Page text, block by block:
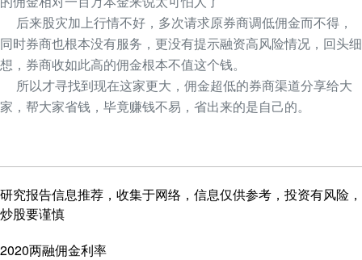
后来股灾加上行情不好，多次请求原券商调低佣金而不得，
同时券商也根本没有服务，更没有提示融资高风险情况，回头细
想，券商收如此高的佣金根本不值这个钱。
所以才寻找到现在这家更大，佣金超低的券商渠道分享给大
家，帮大家省钱，毕竟赚钱不易，省出来的是自己的。
研究报告信息推荐，收集于网络，信息仅供参考，投资有风险，
炒股要谨慎
2020两融佣金利率